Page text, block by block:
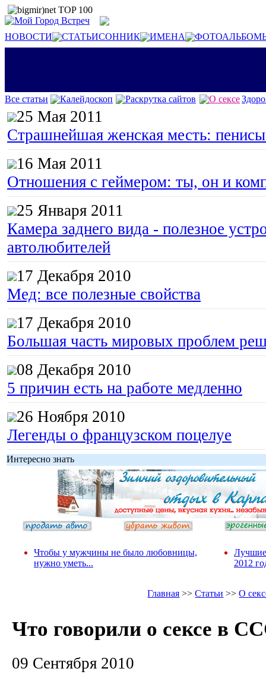
НОВОСТИ СТАТЬИСОННИК ИМЕНА
Все статьи Калейдоскоп Раскрутка сайтов О сексе
25 Мая 2011
Страшнейшая женская месть:
16 Мая 2011
Отношения с геймером: ты, он и
25 Января 2011
Камера заднего вида - полезное
автолюбителей
17 Декабря 2010
Мед: все полезные свойства
17 Декабря 2010
Большая часть мировых проблем
08 Декабря 2010
5 причин есть на работе медленно
26 Ноября 2010
Легенды о французском поцелуе
Интересно знать
Чтобы у мужчины не было любовницы,
нужно уметь...
Лучшие
2012
Главная >>Статьи >>О
Что говорили о сексе в
09 Сентября 2010